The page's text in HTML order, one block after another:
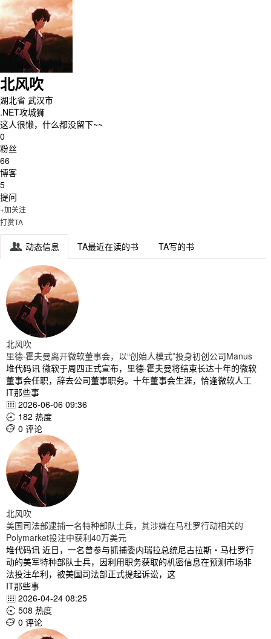
北风吹
湖北省 武汉市
.NET攻城狮
这人很懒，什么都没留下~~
0
粉丝
66
博客
5
提问
+加关注
打赏TA
 动态信息 TA最近在读的书 TA写的书
北风吹
里德·霍夫曼离开微软董事会，以“创始人模式”投身初创公司Manus
堆代码讯 微软于周四正式宣布，里德·霍夫曼将结束长达十年的微软
董事会任职，辞去公司董事职务。十年董事会生涯，恰逢微软人工
IT那些事
 2026-06-06 09:36
 182 热度
 0 评论
北风吹
美国司法部逮捕一名特种部队士兵，其涉嫌在马杜罗行动相关的
Polymarket投注中获利40万美元
堆代码讯 近日，一名曾参与抓捕委内瑞拉总统尼古拉斯・马杜罗行
动的美军特种部队士兵，因利用职务获取的机密信息在预测市场非
法投注牟利，被美国司法部正式提起诉讼，这
IT那些事
 2026-04-24 08:25
 508 热度
 0 评论